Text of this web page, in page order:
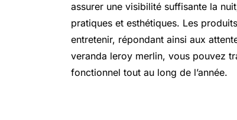
assurer une visibilité suffisante la
pratiques et esthétiques. Les
entretenir, répondant ainsi aux
veranda leroy merlin, vous pouvez
fonctionnel tout au long de l’année.